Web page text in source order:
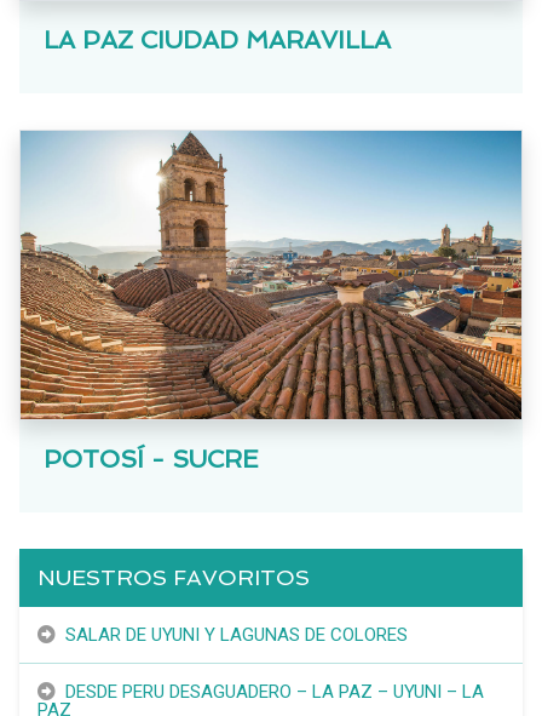
LA PAZ CIUDAD MARAVILLA
POTOSÍ - SUCRE
NUESTROS FAVORITOS
SALAR DE UYUNI Y LAGUNAS DE COLORES
DESDE PERU DESAGUADERO – LA PAZ – UYUNI – LA
PAZ